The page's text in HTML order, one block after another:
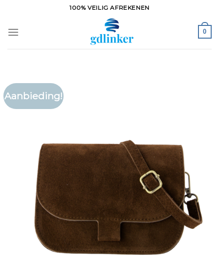
inhoud
100% VEILIG AFREKENEN
0
Aanbieding!